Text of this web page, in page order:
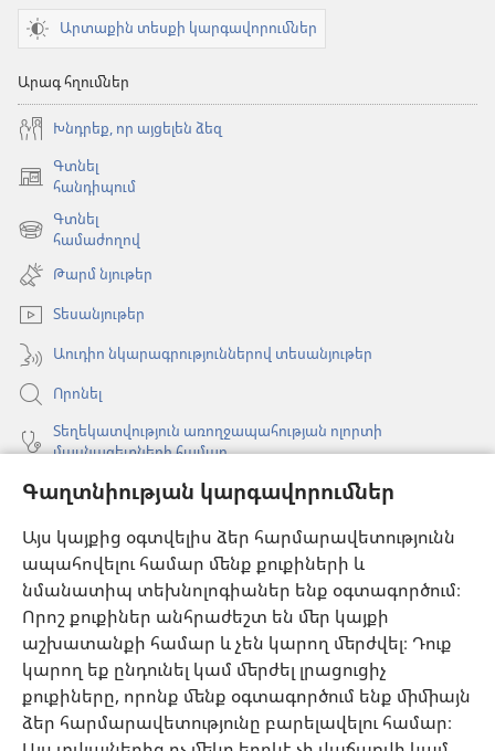
Գաղտնիության կարգավորումներ
Այս կայքից օգտվելիս ձեր հարմարավետությունն
ապահովելու համար մենք քուքիների և
նմանատիպ տեխնոլոգիաներ ենք օգտագործում։
Որոշ քուքիներ անհրաժեշտ են մեր կայքի
աշխատանքի համար և չեն կարող մերժվել։ Դուք
կարող եք ընդունել կամ մերժել լրացուցիչ
քուքիները, որոնք մենք օգտագործում ենք միմիայն
ձեր հարմարավետությունը բարելավելու համար։
Արտաքին տեսքի կարգավորումներ
Արագ հղումներ
Խնդրեք, որ այցելեն ձեզ
Գտնել
հանդիպում
(բացվում
նոր
պատուհան)
Գտնել
համաժողով
(բացվում
նոր
պատուհան)
Թարմ նյութեր
Տեսանյութեր
Աուդիո նկարագրություններով տեսանյութեր
Որոնել
Տեղեկատվություն առողջապահության ոլորտի
մասնագետների համար
Գլոբալ հաղորդակցություն
Օգնություն
Նվիրատվություններ
(բացվում
է
նոր
պատուհան)
Դիտարանի ՕՆԼԱՅՆ ԳՐԱԴԱՐԱՆ
(բացվում
է
նոր
պատուհան)
JW Hub
(բացվում
է
նոր
JW Library® հավելված